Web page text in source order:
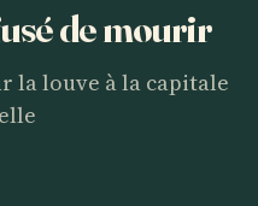
de mourir
la louve à la capitale